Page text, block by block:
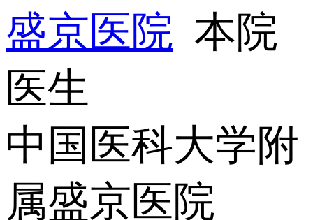
盛京医院 本院
医生
中国医科大学附
属盛京医院